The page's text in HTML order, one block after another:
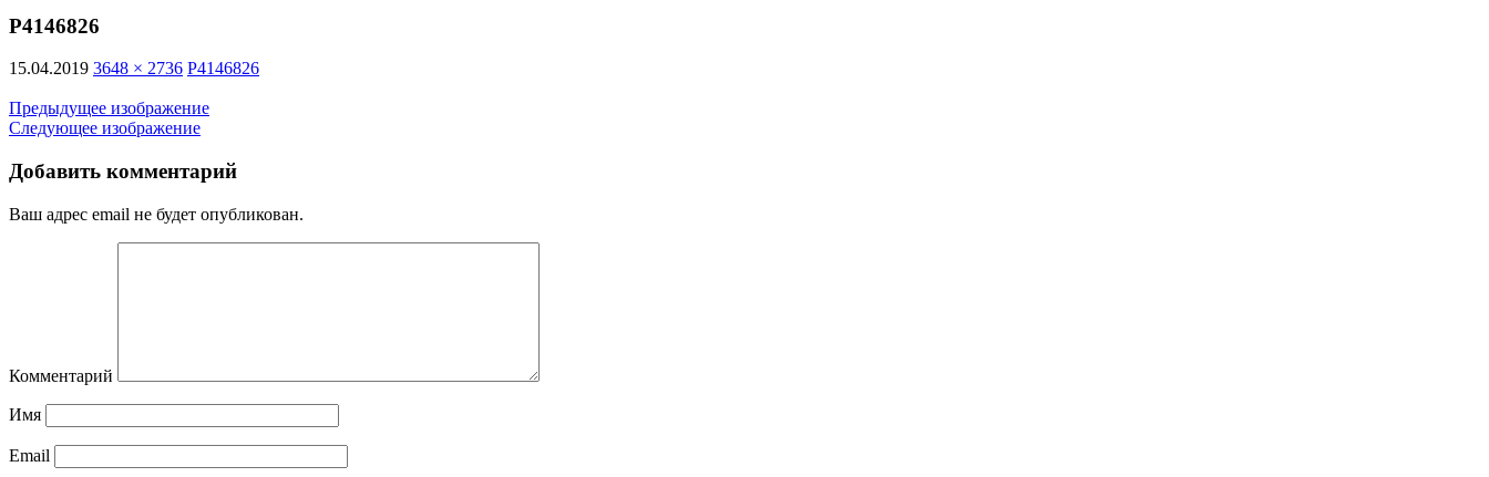
P4146826
15.04.2019 3648 × 2736 P4146826
Предыдущее изображение
Следующее изображение
Добавить комментарий
Ваш адрес email не будет опубликован.
Комментарий
Имя
Email